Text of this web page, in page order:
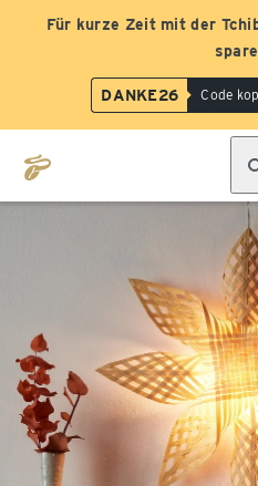
Für kurze Zeit mit der
DANKE26 Code